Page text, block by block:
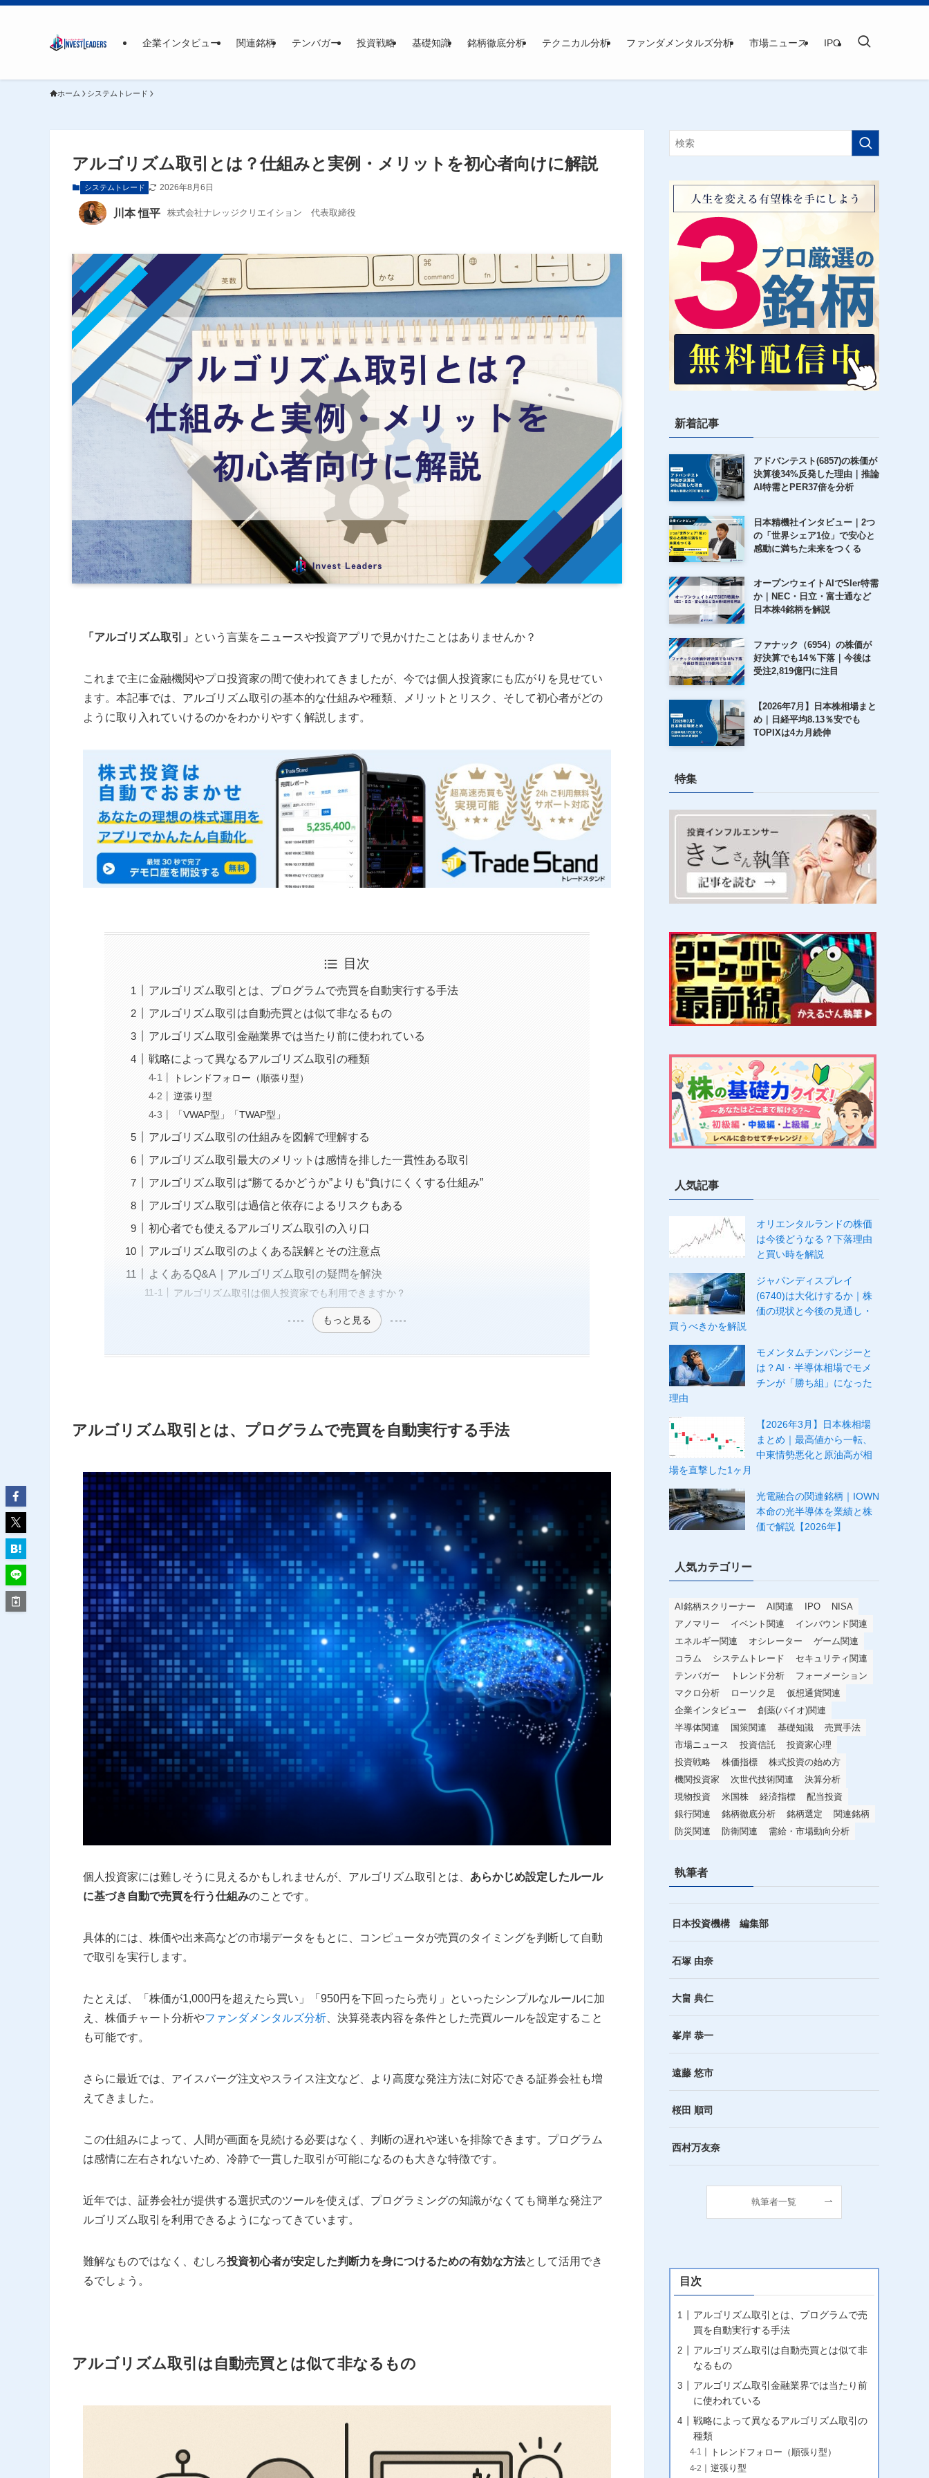
企業インタビュー 関連銘柄 テンバガー 投資戦略 基礎知識 銘柄徹底分析 テクニカル分析 ファンダメンタルズ分析 市場ニュース IPO
ホーム システムトレード
アルゴリズム取引とは？仕組みと実例・メリットを初心者向けに解説
システムトレード 2026年8月6日
川本 恒平 株式会社ナレッジクリエイション 代表取締役
「アルゴリズム取引」 という言葉をニュースや投資アプリで見かけたことはありませんか？
これまで主に金融機関やプロ投資家の間で使われてきましたが、今では個人投資家にも広がりを見せてい
ます。本記事では、アルゴリズム取引の基本的な仕組みや種類、メリットとリスク、そして初心者がどの
ように取り入れていけるのかをわかりやすく解説します。
目次
アルゴリズム取引とは、プログラムで売買を自動実行する手法
アルゴリズム取引は自動売買とは似て非なるもの
アルゴリズム取引金融業界では当たり前に使われている
戦略によって異なるアルゴリズム取引の種類
トレンドフォロー（順張り型）
逆張り型
「VWAP型」「TWAP型」
アルゴリズム取引の仕組みを図解で理解する
アルゴリズム取引最大のメリットは感情を排した一貫性ある取引
アルゴリズム取引は“勝てるかどうか”よりも“負けにくくする仕組み”
アルゴリズム取引は過信と依存によるリスクもある
初心者でも使えるアルゴリズム取引の入り口
アルゴリズム取引のよくある誤解とその注意点
よくあるQ&A｜アルゴリズム取引の疑問を解決
アルゴリズム取引は個人投資家でも利用できますか？
もっと見る
アルゴリズム取引とは、プログラムで売買を自動実行する手法
個人投資家には難しそうに見えるかもしれませんが、アルゴリズム取引とは、 あらかじめ設定したルール
に基づき自動で売買を行う仕組みのことです。
具体的には、株価や出来高などの市場データをもとに、コンピュータが売買のタイミングを判断して自動
で取引を実行します。
たとえば、「株価が1,000円を超えたら買い」「950円を下回ったら売り」といったシンプルなルールに加
え、株価チャート分析やファンダメンタルズ分析 、決算発表内容を条件とした売買ルールを設定すること
も可能です。
さらに最近では、アイスバーグ注文やスライス注文など、より高度な発注方法に対応できる証券会社も増
えてきました。
この仕組みによって、人間が画面を見続ける必要はなく、判断の遅れや迷いを排除できます。プログラム
は感情に左右されないため、冷静で一貫した取引が可能になるのも大きな特徴です。
近年では、証券会社が提供する選択式のツールを使えば、プログラミングの知識がなくても簡単な発注ア
ルゴリズム取引を利用できるようになってきています。
難解なものではなく、むしろ投資初心者が安定した判断力を身につけるための有効な方法として活用でき
るでしょう。
アルゴリズム取引は自動売買とは似て非なるもの
新着記事
アドバンテスト(6857)の株価が
決算後34%反発した理由｜推論
AI特需とPER37倍を分析
日本精機社インタビュー｜2つ
の「世界シェア1位」で安心と
感動に満ちた未来をつくる
オープンウェイトAIでSIer特需
か｜NEC・日立・富士通など
日本株4銘柄を解説
ファナック（6954）の株価が
好決算でも14％下落｜今後は
受注2,819億円に注目
【2026年7月】日本株相場まと
め｜日経平均8.13％安でも
TOPIXは4カ月続伸
特集
人気記事
オリエンタルランドの株価
は今後どうなる？下落理由
と買い時を解説
ジャパンディスプレイ
(6740)は大化けするか｜株
価の現状と今後の見通し・
買うべきかを解説
モメンタムチンパンジーと
は？AI・半導体相場でモメ
チンが「勝ち組」になった
理由
【2026年3月】日本株相場
まとめ｜最高値から一転、
中東情勢悪化と原油高が相
場を直撃した1ヶ月
光電融合の関連銘柄｜IOWN
本命の光半導体を業績と株
価で解説【2026年】
人気カテゴリー
AI銘柄スクリーナー AI関連 IPO
NISA
アノマリー
イベント関連
インバウンド関連
エネルギー関連
オシレーター
ゲーム関連
コラム
システムトレード
セキュリティ関連
テンバガー
トレンド分析
フォーメーション
マクロ分析
ローソク足
仮想通貨関連
企業インタビュー
創薬(バイオ)関連
半導体関連
国策関連 基礎知識
売買手法
市場ニュース
投資信託
投資家心理
投資戦略
株価指標
株式投資の始め方
機関投資家
次世代技術関連
決算分析
現物投資
米国株 経済指標
配当投資
銀行関連
銘柄徹底分析 銘柄選定
関連銘柄
防災関連
防衛関連 需給・市場動向分析
執筆者
日本投資機構 編集部
石塚 由奈
大畠 典仁
峯岸 恭一
遠藤 悠市
桜田 順司
西村万友奈
執筆者一覧
目次
アルゴリズム取引とは、プログラムで売
買を自動実行する手法
アルゴリズム取引は自動売買とは似て非
なるもの
アルゴリズム取引金融業界では当たり前
に使われている
戦略によって異なるアルゴリズム取引の
種類
トレンドフォロー（順張り型）
逆張り型